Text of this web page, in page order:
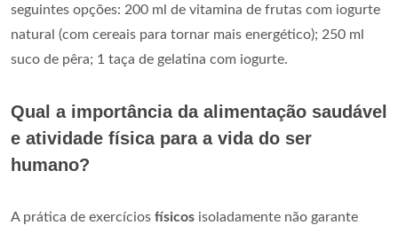
seguintes opções: 200 ml de vitamina de frutas com iogurte
natural (com cereais para tornar mais energético); 250 ml
suco de pêra; 1 taça de gelatina com iogurte.
Qual a importância da alimentação saudável
e atividade física para a vida do ser
humano?
A prática de exercícios físicos isoladamente não garante